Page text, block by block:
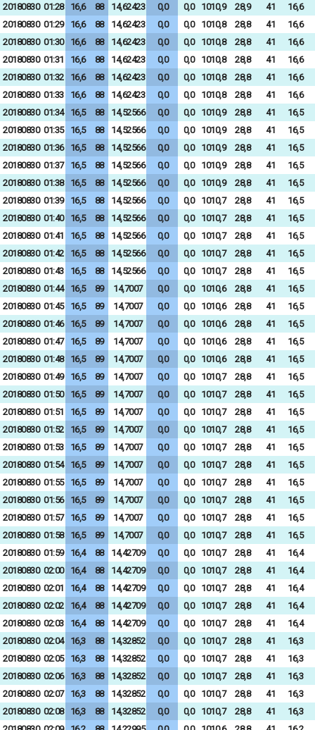
20180830 01:28 16,6 88 14,62423 0,0 0,0 1010,9 28,9 41
16,6
20180830 01:29 16,6 88 14,62423 0,0 0,0 1010,8 28,8 41
16,6
20180830 01:30 16,6 88 14,62423 0,0 0,0 1010,8 28,8 41
16,6
20180830 01:31 16,6 88 14,62423 0,0 0,0 1010,8 28,8 41
16,6
20180830 01:32 16,6 88 14,62423 0,0 0,0 1010,8 28,8 41
16,6
20180830 01:33 16,6 88 14,62423 0,0 0,0 1010,8 28,8 41
16,6
20180830 01:34 16,5 88 14,52566 0,0 0,0 1010,9 28,8 41
16,5
20180830 01:35 16,5 88 14,52566 0,0 0,0 1010,9 28,8 41
16,5
20180830 01:36 16,5 88 14,52566 0,0 0,0 1010,9 28,8 41
16,5
20180830 01:37 16,5 88 14,52566 0,0 0,0 1010,9 28,8 41
16,5
20180830 01:38 16,5 88 14,52566 0,0 0,0 1010,9 28,8 41
16,5
20180830 01:39 16,5 88 14,52566 0,0 0,0 1010,7 28,8 41
16,5
20180830 01:40 16,5 88 14,52566 0,0 0,0 1010,7 28,8 41
16,5
20180830 01:41 16,5 88 14,52566 0,0 0,0 1010,7 28,8 41
16,5
20180830 01:42 16,5 88 14,52566 0,0 0,0 1010,7 28,8 41
16,5
20180830 01:43 16,5 88 14,52566 0,0 0,0 1010,7 28,8 41
16,5
20180830 01:44 16,5 89 14,7007 0,0 0,0 1010,6 28,8 41
16,5
20180830 01:45 16,5 89 14,7007 0,0 0,0 1010,6 28,8 41
16,5
20180830 01:46 16,5 89 14,7007 0,0 0,0 1010,6 28,8 41
16,5
20180830 01:47 16,5 89 14,7007 0,0 0,0 1010,6 28,8 41
16,5
20180830 01:48 16,5 89 14,7007 0,0 0,0 1010,6 28,8 41
16,5
20180830 01:49 16,5 89 14,7007 0,0 0,0 1010,7 28,8 41
16,5
20180830 01:50 16,5 89 14,7007 0,0 0,0 1010,7 28,8 41
16,5
20180830 01:51 16,5 89 14,7007 0,0 0,0 1010,7 28,8 41
16,5
20180830 01:52 16,5 89 14,7007 0,0 0,0 1010,7 28,8 41
16,5
20180830 01:53 16,5 89 14,7007 0,0 0,0 1010,7 28,8 41
16,5
20180830 01:54 16,5 89 14,7007 0,0 0,0 1010,7 28,8 41
16,5
20180830 01:55 16,5 89 14,7007 0,0 0,0 1010,7 28,8 41
16,5
20180830 01:56 16,5 89 14,7007 0,0 0,0 1010,7 28,8 41
16,5
20180830 01:57 16,5 89 14,7007 0,0 0,0 1010,7 28,8 41
16,5
20180830 01:58 16,5 89 14,7007 0,0 0,0 1010,7 28,8 41
16,5
20180830 01:59 16,4 88 14,42709 0,0 0,0 1010,7 28,8 41
16,4
20180830 02:00 16,4 88 14,42709 0,0 0,0 1010,7 28,8 41
16,4
20180830 02:01 16,4 88 14,42709 0,0 0,0 1010,7 28,8 41
16,4
20180830 02:02 16,4 88 14,42709 0,0 0,0 1010,7 28,8 41
16,4
20180830 02:03 16,4 88 14,42709 0,0 0,0 1010,7 28,8 41
16,4
20180830 02:04 16,3 88 14,32852 0,0 0,0 1010,7 28,8 41
16,3
20180830 02:05 16,3 88 14,32852 0,0 0,0 1010,7 28,8 41
16,3
20180830 02:06 16,3 88 14,32852 0,0 0,0 1010,7 28,8 41
16,3
20180830 02:07 16,3 88 14,32852 0,0 0,0 1010,7 28,8 41
16,3
20180830 02:08 16,3 88 14,32852 0,0 0,0 1010,7 28,8 41
16,3